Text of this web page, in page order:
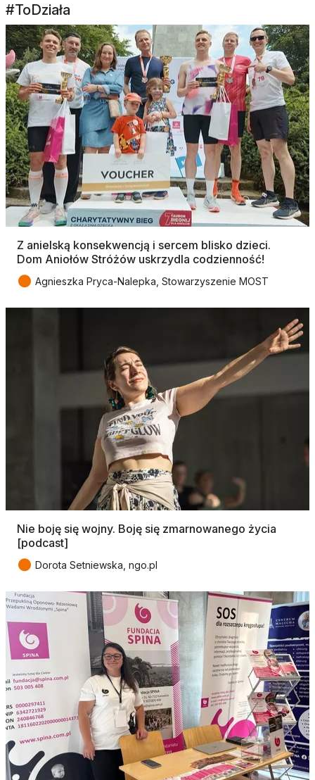
#ToDziała
Z anielską konsekwencją i sercem blisko dzieci.
Dom Aniołów Stróżów uskrzydla codzienność!
● Agnieszka Pryca-Nalepka, Stowarzyszenie MOST
Nie boję się wojny. Boję się zmarnowanego życia
[podcast]
● Dorota Setniewska, ngo.pl